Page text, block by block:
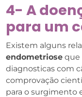
4- A
para um
Existem alguns
endometriose que
diagnosticas com
comprovação
para o surgimento